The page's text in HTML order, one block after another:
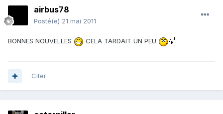
airbus78
Posté(e) 21 mai 2011
BONNES NOUVELLES CELA TARDAIT UN PEU
Citer